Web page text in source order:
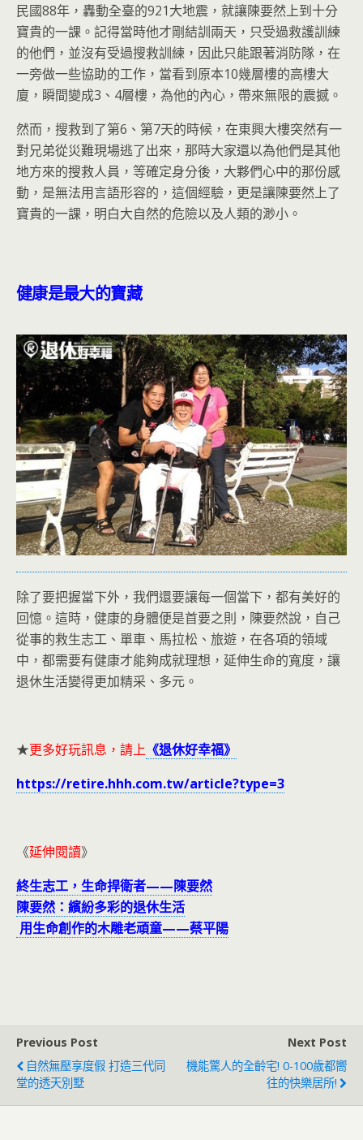
民國88年，轟動全臺的921大地震，就讓陳要然上到十分
寶貴的一課。記得當時他才剛結訓兩天，只受過救護訓練
的他們，並沒有受過搜救訓練，因此只能跟著消防隊，在
一旁做一些協助的工作，當看到原本10幾層樓的高樓大
廈，瞬間變成3、4層樓，為他的內心，帶來無限的震撼。
然而，搜救到了第6、第7天的時候，在東興大樓突然有一
對兄弟從災難現場逃了出來，那時大家還以為他們是其他
地方來的搜救人員，等確定身分後，大夥們心中的那份感
動，是無法用言語形容的，這個經驗，更是讓陳要然上了
寶貴的一課，明白大自然的危險以及人類的渺小。
健康是最大的寶藏
除了要把握當下外，我們還要讓每一個當下，都有美好的
回憶。這時，健康的身體便是首要之則，陳要然說，自己
從事的救生志工、單車、馬拉松、旅遊，在各項的領域
中，都需要有健康才能夠成就理想，延伸生命的寬度，讓
退休生活變得更加精采、多元。
★更多好玩訊息，請上 《退休好幸福》
https://retire.hhh.com.tw/article?type=3
《延伸閱讀》
終生志工，生命捍衛者——陳要然
陳要然：繽紛多彩的退休生活
用生命創作的木雕老頑童——蔡平陽
Previous Post
自然無壓享度假 打造三代同
堂的透天別墅
Next Post
機能驚人的全齡宅! 0-100歲都嚮
往的快樂居所!